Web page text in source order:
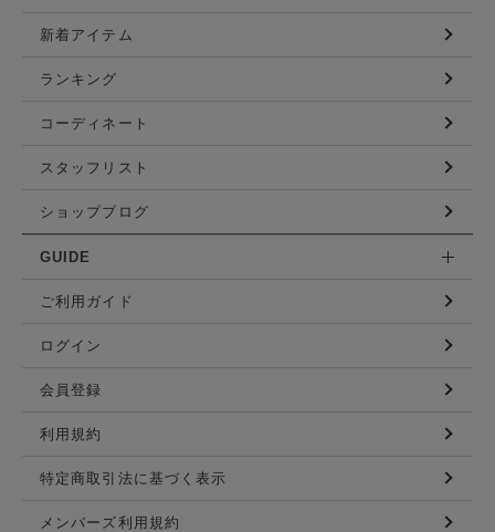
新着アイテム
ランキング
コーディネート
スタッフリスト
ショップブログ
GUIDE
ご利用ガイド
ログイン
会員登録
利用規約
特定商取引法に基づく表示
メンバーズ利用規約